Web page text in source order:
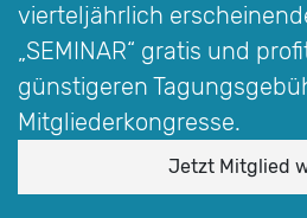
vierteljährlich
„SEMINAR“ gratis und
günstigeren
Mitgliederkongresse.
Jetzt Mitglied